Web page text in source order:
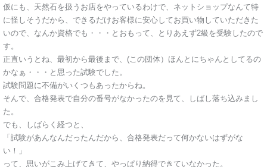
仮にも、天然石を扱うお店をやっているわけで、ネットショップなんて特
に怪しそうだから、できるだけお客様に安心してお買い物していただきた
いので、なんか資格でも・・・とおもって、とりあえず2級を受験したので
す。
正直いうとね、最初から最後まで、(この団体）ほんとにちゃんとしてるの
かなぁ・・・と思った試験でした。
試験問題に不備がいくつもあったからね。
そんで、合格発表で自分の番号がなかったのを見て、しばし落ち込みまし
た。
でも、しばらく経つと、
「試験があんなんだったんだから、合格発表だって何かないはずがな
い！」
って、思いがこみ上げてきて、やっぱり納得できていなかった。